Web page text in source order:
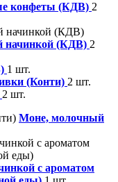
конфеты (КДВ) 2
начинкой (КДВ) 2
1 шт.
(Конти) 2 шт.
2 шт.
Моне, молочный
с ароматом